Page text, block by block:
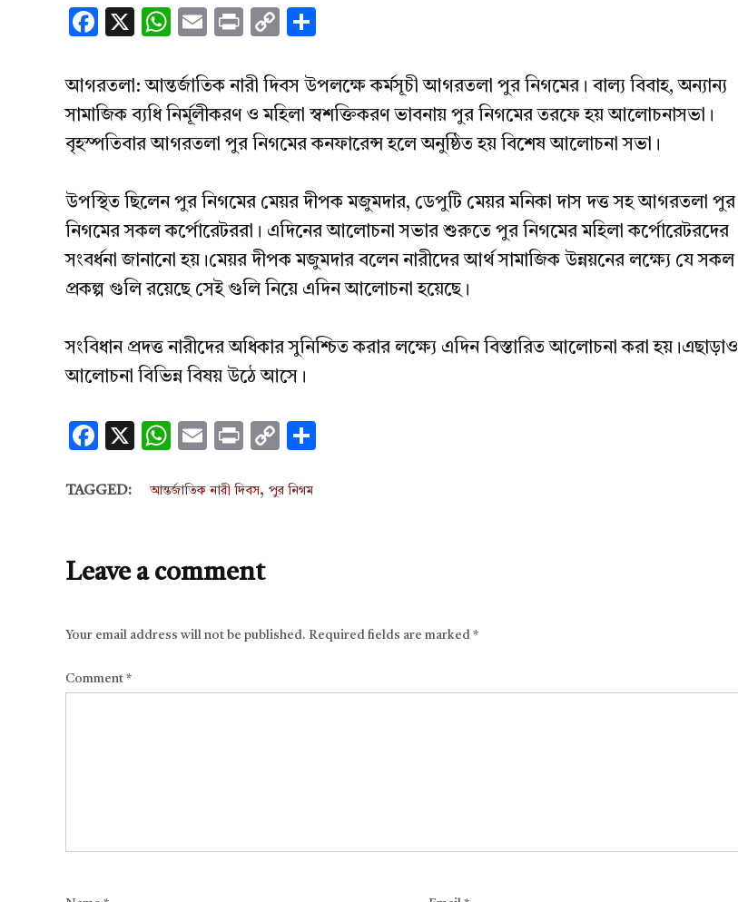
Facebook
X WhatsApp
EmailPrintCopy
আগরতলা: আন্তর্জাতিক নারী দিবস উপলক্ষে কর্মসূচী আগরতলা পুর নিগমের। বাল্য বিবাহ, অন্যান্য
সামাজিক ব্যধি নির্মূলীকরণ ও মহিলা স্বশক্তিকরণ ভাবনায় পুর নিগমের তরফে হয় আলোচনাসভা।
বৃহস্পতিবার আগরতলা পুর নিগমের কনফারেন্স হলে অনুষ্ঠিত হয় বিশেষ আলোচনা সভা।
উপস্থিত ছিলেন পুর নিগমের মেয়র দীপক মজুমদার, ডেপুটি মেয়র মনিকা দাস দত্ত সহ আগরতলা পুর
নিগমের সকল কর্পোরেটররা। এদিনের আলোচনা সভার শুরুতে পুর নিগমের মহিলা কর্পোরেটরদের
সংবর্ধনা জানানো হয়।মেয়র দীপক মজুমদার বলেন নারীদের আর্থ সামাজিক উন্নয়নের লক্ষ্যে যে সকল
প্রকল্প গুলি রয়েছে সেই গুলি নিয়ে এদিন আলোচনা হয়েছে।
সংবিধান প্রদত্ত নারীদের অধিকার সুনিশ্চিত করার লক্ষ্যে এদিন বিস্তারিত আলোচনা করা হয়।এছাড়াও
আলোচনা বিভিন্ন বিষয় উঠে আসে।
Facebook
X WhatsApp
EmailPrintCopy
TAGGED: আন্তর্জাতিক নারী দিবস, পুর নিগম
Leave a comment
Your email address will not be published. Required fields are marked *
Comment *